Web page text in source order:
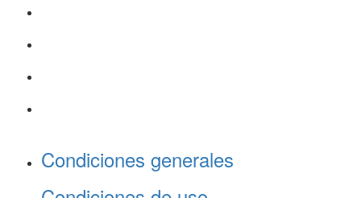
Condiciones generales